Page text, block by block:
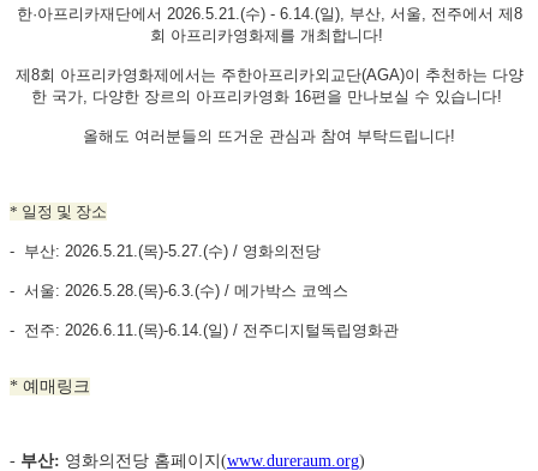
한·아프리카재단에서 2026.5.21.(수) - 6.14.(일), 부산, 서울, 전주에서 제8
회 아프리카영화제를 개최합니다!
제8회 아프리카영화제에서는 주한아프리카외교단(AGA)이 추천하는 다양
한 국가, 다양한 장르의 아프리카영화 16편을 만나보실 수 있습니다!
올해도 여러분들의 뜨거운 관심과 참여 부탁드립니다!
* 일정 및 장소
- 부산: 2026.5.21.(목)-5.27.(수) / 영화의전당
- 서울: 2026.5.28.(목)-6.3.(수) / 메가박스 코엑스
- 전주: 2026.6.11.(목)-6.14.(일) / 전주디지털독립영화관
* 예매링크
- 부산: 영화의전당 홈페이지(www.dureraum.org)